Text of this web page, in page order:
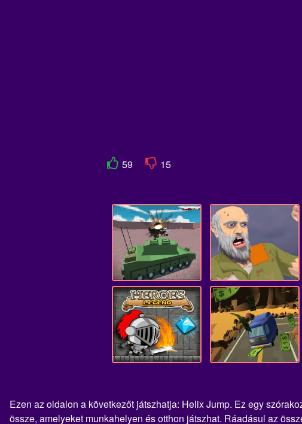
59 15
Ezen az oldalon a következőt játszhatja: Helix Jump. Ez egy
össze, amelyeket munkahelyen és otthon játszhat. Ráadásul az